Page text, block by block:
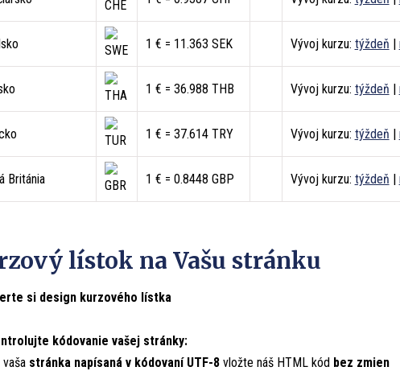
1 € = 11.363 SEK Vývoj kurzu: týždeň |
1 € = 36.988 THB Vývoj kurzu: týždeň |
1 € = 37.614 TRY Vývoj kurzu: týždeň |
Británia 1 € = 0.8448 GBP Vývoj kurzu: týždeň |
lístok na Vašu stránku
si design kurzového lístka
kódovanie vašej stránky:
stránka napísaná v kódovaní UTF-8 vložte náš HTML kód bez zmien